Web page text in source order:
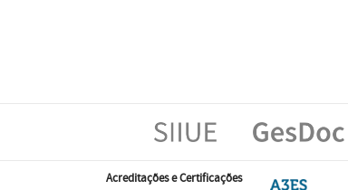
Acreditações e Certificações